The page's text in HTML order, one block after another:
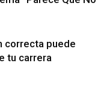
correcta puede
tu carrera